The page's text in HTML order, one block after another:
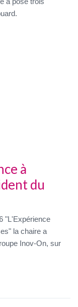
à
du
"L'Expérience
la chaire a
Inov-On, sur